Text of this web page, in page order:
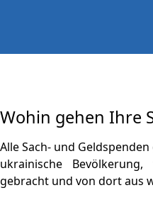
Wohin gehen Ihre
Alle Sach- und
ukrainische
gebracht und von dort aus